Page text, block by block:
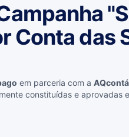
Conta das
em parceria com a
constituídas e aprovadas